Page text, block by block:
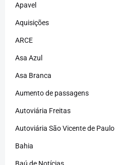
Apavel
Aquisições
ARCE
Asa Azul
Asa Branca
Aumento de passagens
Autoviária Freitas
Autoviária São Vicente de Paulo
Bahia